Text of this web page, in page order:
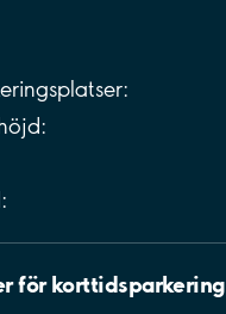
för korttidsparkering